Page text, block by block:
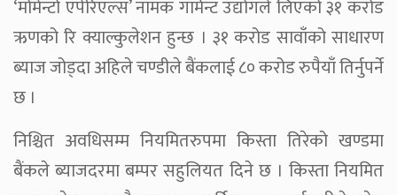
‘मोमेन्टो एपेरिएल्स’ नामक गार्मेन्ट उद्योगले लिएको ३१ करोड
ऋणको रि क्याल्कुलेशन हुन्छ । ३१ करोड सावाँको साधारण
ब्याज जोड्दा अहिले चण्डीले बैंकलाई ८० करोड रुपैयाँ तिर्नुपर्ने
छ ।
निश्चित अवधिसम्म नियमितरुपमा किस्ता तिरेको खण्डमा
बैंकले ब्याजदरमा बम्पर सहुलियत दिने छ । किस्ता नियमित